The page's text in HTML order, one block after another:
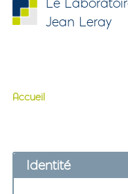
Aller au contenu
Jean Leray
Fil d'Ariane
Accueil
Identité